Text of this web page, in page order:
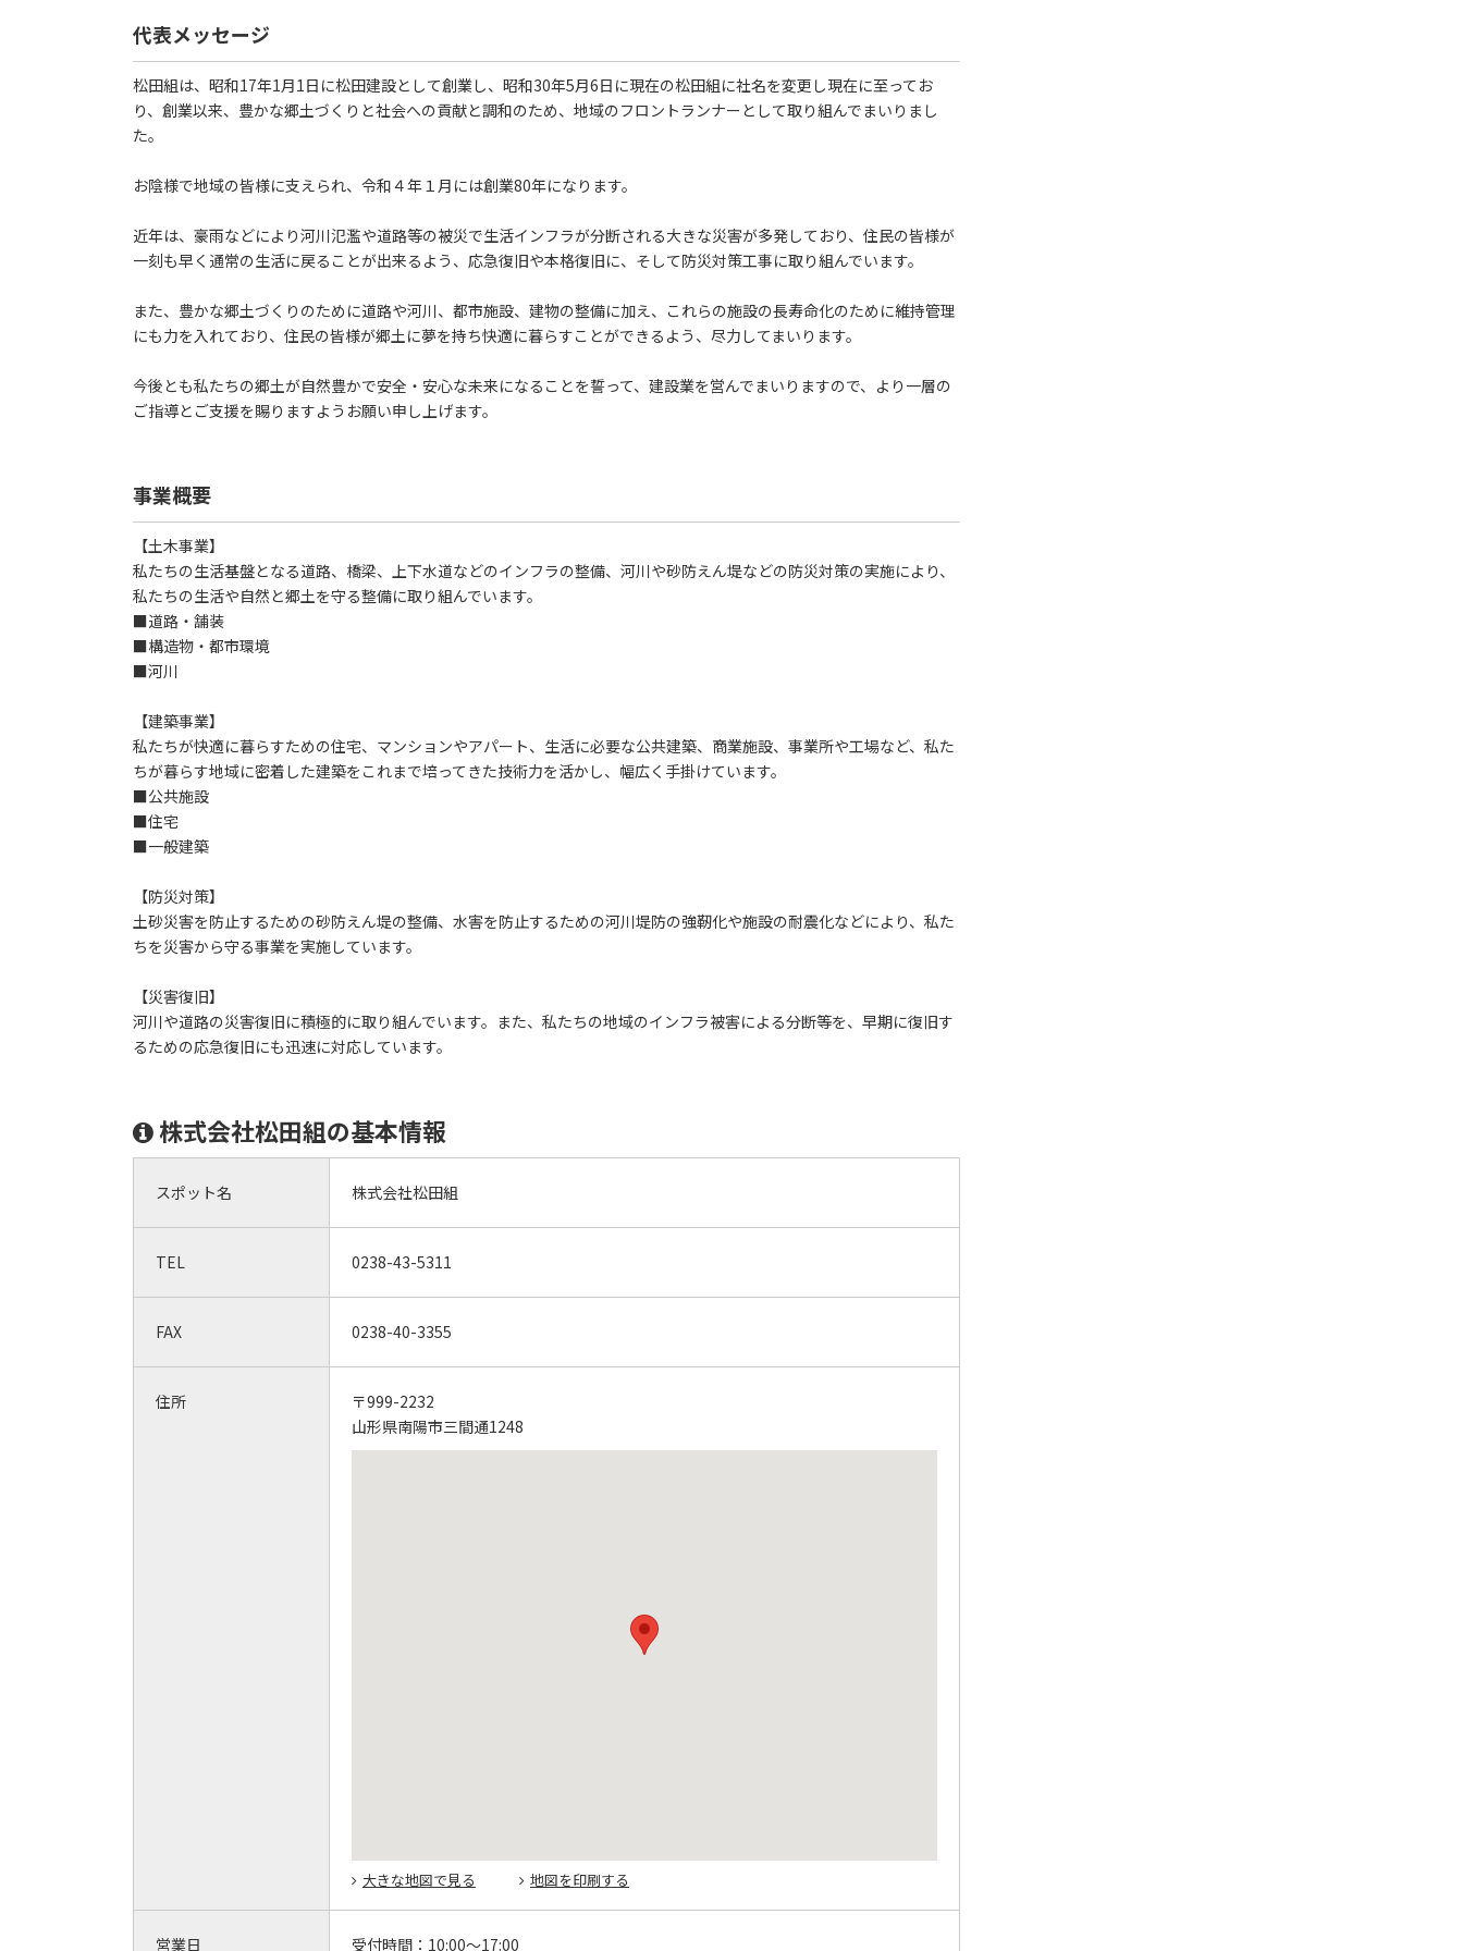
代表メッセージ
松田組は、昭和17年1月1日に松田建設として創業し、昭和30年5月6日に現在の松田組に社名を変更し現在に至ってお
り、創業以来、豊かな郷土づくりと社会への貢献と調和のため、地域のフロントランナーとして取り組んでまいりまし
た。
お陰様で地域の皆様に支えられ、令和４年１月には創業80年になります。
近年は、豪雨などにより河川氾濫や道路等の被災で生活インフラが分断される大きな災害が多発しており、住民の皆様が
一刻も早く通常の生活に戻ることが出来るよう、応急復旧や本格復旧に、そして防災対策工事に取り組んでいます。
また、豊かな郷土づくりのために道路や河川、都市施設、建物の整備に加え、これらの施設の長寿命化のために維持管理
にも力を入れており、住民の皆様が郷土に夢を持ち快適に暮らすことができるよう、尽力してまいります。
今後とも私たちの郷土が自然豊かで安全・安心な未来になることを誓って、建設業を営んでまいりますので、より一層の
ご指導とご支援を賜りますようお願い申し上げます。
事業概要
【土木事業】
私たちの生活基盤となる道路、橋梁、上下水道などのインフラの整備、河川や砂防えん堤などの防災対策の実施により、
私たちの生活や自然と郷土を守る整備に取り組んでいます。
■道路・舗装
■構造物・都市環境
■河川
【建築事業】
私たちが快適に暮らすための住宅、マンションやアパート、生活に必要な公共建築、商業施設、事業所や工場など、私た
ちが暮らす地域に密着した建築をこれまで培ってきた技術力を活かし、幅広く手掛けています。
■公共施設
■住宅
■一般建築
【防災対策】
土砂災害を防止するための砂防えん堤の整備、水害を防止するための河川堤防の強靭化や施設の耐震化などにより、私た
ちを災害から守る事業を実施しています。
【災害復旧】
河川や道路の災害復旧に積極的に取り組んでいます。また、私たちの地域のインフラ被害による分断等を、早期に復旧す
るための応急復旧にも迅速に対応しています。
株式会社松田組の基本情報
スポット名 株式会社松田組
TEL 0238-43-5311
FAX 0238-40-3355
住所
〒999-2232
山形県南陽市三間通1248
大きな地図で見る 地図を印刷する
営業日 受付時間： 10:00～17:00